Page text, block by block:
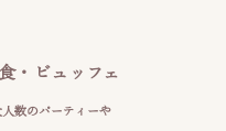
・ビュッフェ
人数のパーティーや